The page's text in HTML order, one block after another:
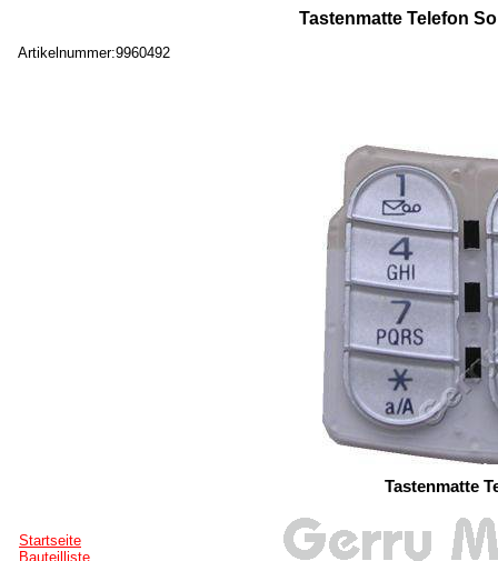
Tastenmatte Telefon
Artikelnummer:9960492
Tastenmatte
Startseite
Bauteilliste